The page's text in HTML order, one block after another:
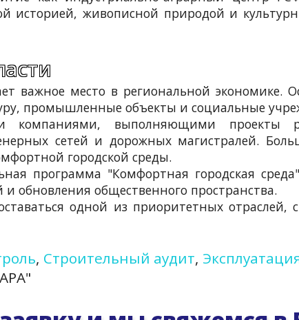
историей, живописной природой и
важное место в региональной экономике.
промышленные объекты и социальные
компаниями, выполняющими проекты
сетей и дорожных магистралей.
городской среды.
программа "Комфортная городская
обновления общественного пространства.
одной из приоритетных отраслей,
, Строительный аудит,